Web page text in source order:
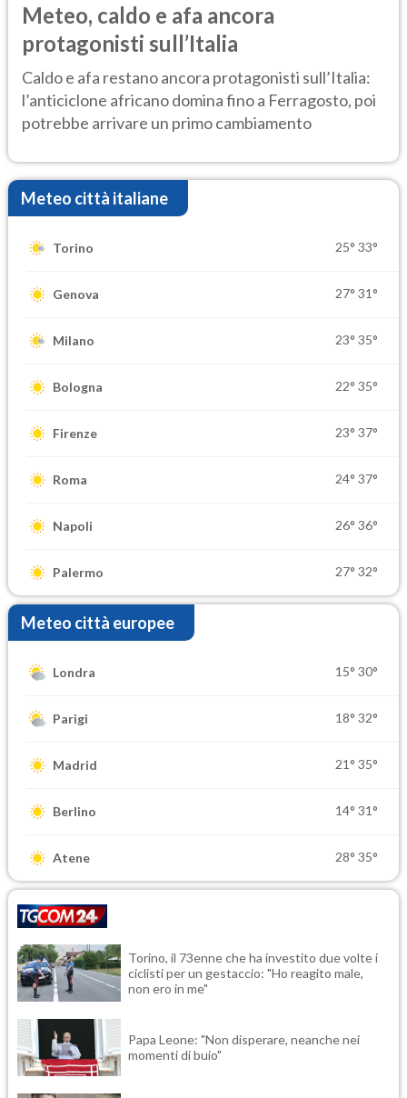
Meteo, caldo e afa ancora
protagonisti sull’Italia
Caldo e afa restano ancora protagonisti sull’Italia:
l’anticiclone africano domina fino a Ferragosto, poi
potrebbe arrivare un primo cambiamento
Meteo città italiane
Torino 25° 33°
Genova 27° 31°
Milano 23° 35°
Bologna 22° 35°
Firenze 23° 37°
Roma 24° 37°
Napoli 26° 36°
Palermo 27° 32°
Meteo città europee
Londra 15° 30°
Parigi 18° 32°
Madrid 21° 35°
Berlino 14° 31°
Atene 28° 35°
Torino, il 73enne che ha investito due volte i
ciclisti per un gestaccio: "Ho reagito male,
non ero in me"
Papa Leone: "Non disperare, neanche nei
momenti di buio"